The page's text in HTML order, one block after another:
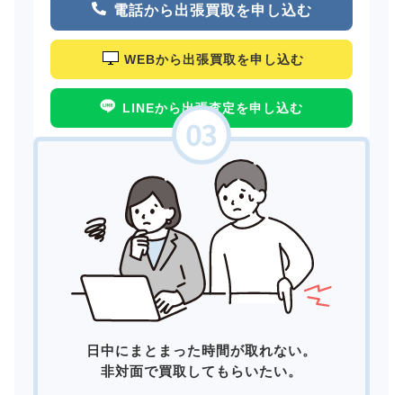
電話から出張買取を申し込む
WEBから出張買取を申し込む
LINEから出張査定を申し込む
日中にまとまった時間が取れない。
非対面で買取してもらいたい。